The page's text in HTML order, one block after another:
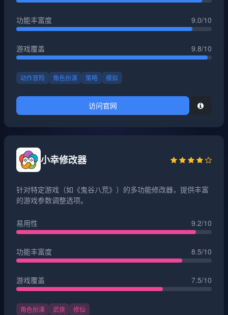
功能丰富度 9.0/10
游戏覆盖 9.8/10
动作冒险 角色扮演 策略 模拟
访问官网
小幸修改器
针对特定游戏（如《鬼谷八荒》）的多功能修改器，提供丰富
的游戏参数调整选项。
易用性 9.2/10
功能丰富度 8.5/10
游戏覆盖 7.5/10
角色扮演 武侠 修仙